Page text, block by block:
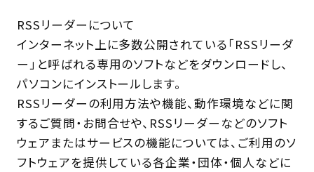
RSSリーダーについて
インターネット上に多数公開されている「RSSリーダ
ー」と呼ばれる専用のソフトなどをダウンロードし、
パソコンにインストールします。
RSSリーダーの利用方法や機能、動作環境などに関
するご質問・お問合せや、RSSリーダーなどのソフト
ウェアまたはサービスの機能については、ご利用のソ
フトウェアを提供している各企業・団体・個人などに